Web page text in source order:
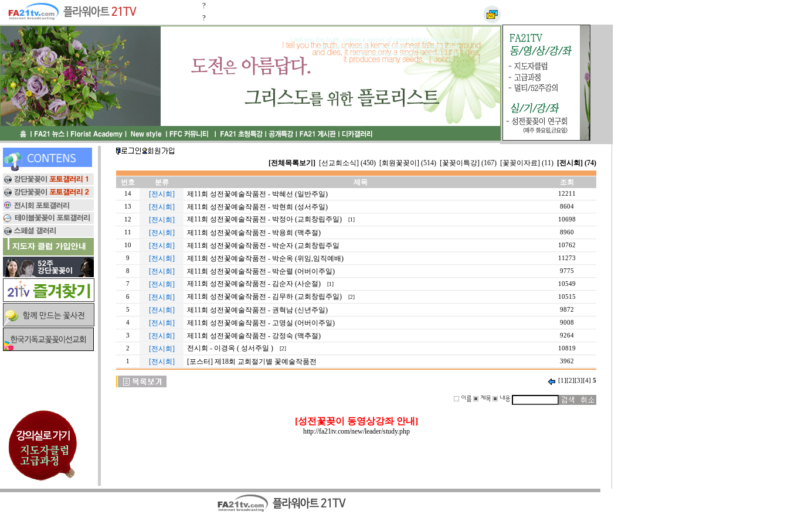
?
?
[전체목록보기] [선교회소식] (450) [회원꽃꽂이] (514) [꽃꽂이특강] (167) [꽃꽂이자료] (11) [전시회] (74)
번호 분류 제목 조회
14 [전시회] 제11회 성전꽃예술작품전 - 박혜선 (일반주일)
12211
13
[전시회] 제11회 성전꽃예술작품전 - 박현희 (성서주일)
8604
12
[전시회] 제11회 성전꽃예술작품전 - 박정아 (교회창립주일) [1]
10698
11
[전시회] 제11회 성전꽃예술작품전 - 박용희 (맥추절)
8960
10
[전시회] 제11회 성전꽃예술작품전 - 박순자 (교회창립주일
10762
9
[전시회] 제11회 성전꽃예술작품전 - 박순옥 (위임,임직예배)
11273
8
[전시회] 제11회 성전꽃예술작품전 - 박순렬 (어버이주일)
9775
7
[전시회] 제11회 성전꽃예술작품전 - 김순자 (사순절) [1]
10549
6
[전시회] 제11회 성전꽃예술작품전 - 김무하 (교회창립주일) [2]
10515
5
[전시회] 제11회 성전꽃예술작품전 - 권혁남 (신년주일)
9872
4
[전시회] 제11회 성전꽃예술작품전 - 고명실 (어버이주일)
9008
3
[전시회] 제11회 성전꽃예술작품전 - 강정숙 (맥추절)
9264
2
[전시회] 전시회 - 이경옥 ( 성서주일 ) [2]
10819
1
[전시회] [포스터] 제18회 교회절기별 꽃예술작품전 3962
[1] [2] [3] [4] 5
[성전꽃꽂이 동영상강좌 안내]
http://fa21tv.com/new/leader/study.php